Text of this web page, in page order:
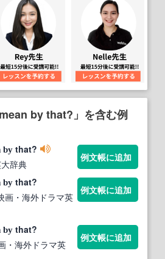
by that?」を含む例
by that?
辞典
例文帳に追加
by that?
画・海外ドラマ英
例文帳に追加
by that?
・海外ドラマ英
例文帳に追加